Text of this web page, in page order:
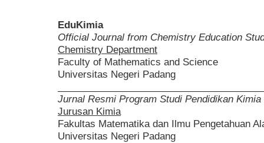
EduKimia
Official Journal from Chemistry Education
Chemistry Department
Faculty of Mathematics and Science
Universitas Negeri Padang
Jurnal Resmi Program Studi Pendidikan Kimia
Jurusan Kimia
Fakultas Matematika dan Ilmu Pengetahuan
Universitas Negeri Padang